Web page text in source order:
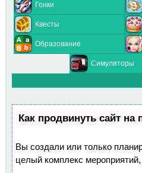
Гонки
Квесты
Образование
Симуляторы
Как продвинуть сайт на
Вы создали или только
целый комплекс